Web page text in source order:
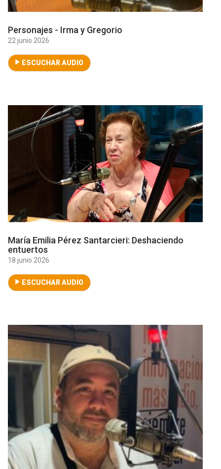
Personajes - Irma y Gregorio
22 junio 2026
ESCUCHAR AUDIO
María Emilia Pérez Santarcieri: Deshaciendo
entuertos
18 junio 2026
ESCUCHAR AUDIO